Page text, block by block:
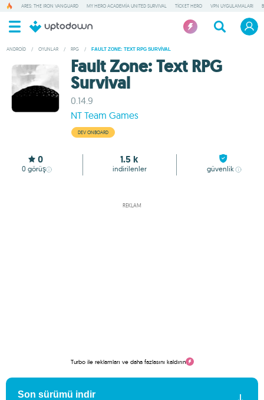
ARES: THE IRON VANGUARD MY HERO ACADEMIA UNITED SURVIVAL TICKET HERO VPN UYGULAMALARI
ANDROID / OYUNLAR / RPG / FAULT ZONE: TEXT RPG SURVIVAL
Fault Zone: Text RPG
Survival
0.14.9
NT Team Games
DEV ONBOARD
0
0 görüş
1.5 k
indirilenler güvenlik
REKLAM
Turbo ile reklamları ve daha fazlasını kaldırın
Son sürümü indir